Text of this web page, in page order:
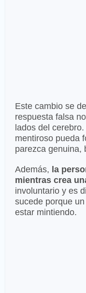
Este cambio se
respuesta falsa
lados del
mentiroso pueda
parezca genuina,
Además, la
mientras crea
involuntario y es
sucede porque
estar mintiendo.